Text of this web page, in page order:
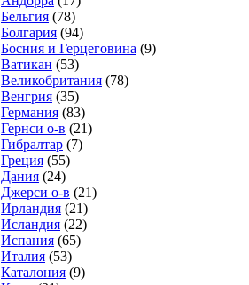
Бельгия (78)
Болгария (94)
Босния и Герцеговина (9)
Ватикан (53)
Великобритания (78)
Венгрия (35)
Германия (83)
Гернси о-в (21)
Гибралтар (7)
Греция (55)
Дания (24)
Джерси о-в (21)
Ирландия (21)
Исландия (22)
Испания (65)
Италия (53)
Каталония (9)